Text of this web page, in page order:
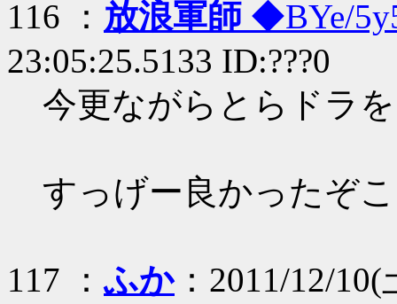
116 ： 放浪軍師 ◆BYe/
23:05:25.5133 ID:???0
今更ながらとらドラ
すっげー良かったぞ
117 ：ふか：2011/12/10(